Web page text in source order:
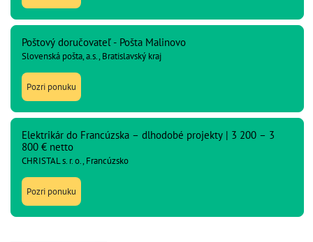
Poštový doručovateľ - Pošta Malinovo
Slovenská pošta, a.s., Bratislavský kraj
Pozri ponuku
Elektrikár do Francúzska – dlhodobé projekty | 3 200 – 3
800 € netto
CHRISTAL s. r. o., Francúzsko
Pozri ponuku